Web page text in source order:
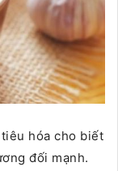
hóa cho biết
đối mạnh.